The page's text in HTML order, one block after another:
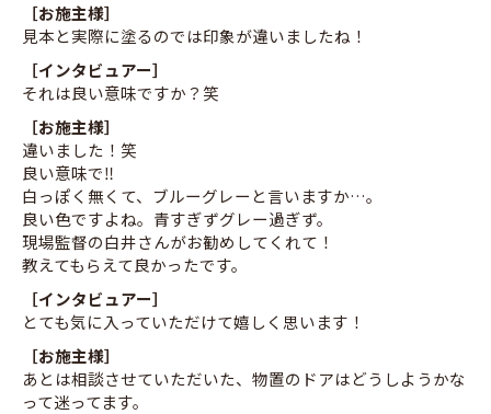
［お施主様］
見本と実際に塗るのでは印象が違いましたね！
［インタビュアー］
それは良い意味ですか？笑
［お施主様］
違いました！笑
良い意味で‼
白っぽく無くて、ブルーグレーと言いますか…。
良い色ですよね。青すぎずグレー過ぎず。
現場監督の白井さんがお勧めしてくれて！
教えてもらえて良かったです。
［インタビュアー］
とても気に入っていただけて嬉しく思います！
［お施主様］
あとは相談させていただいた、物置のドアはどうしようかな
って迷ってます。